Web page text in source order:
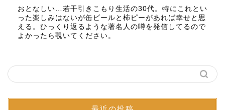
おとなしい…若干引きこもり生活の30代。特にこれとい
った楽しみはないが缶ビールと柿ピーがあれば幸せと思
える。ひっくり返るような著名人の噂を発信してるので
よかったら覗いてください。